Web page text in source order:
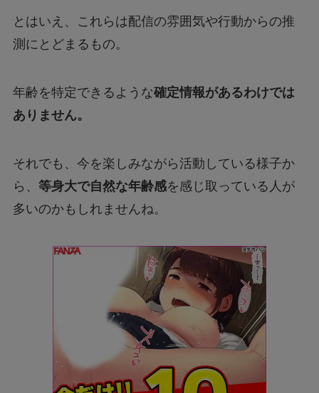
とはいえ、これらは配信の雰囲気や行動からの推
測にとどまるもの。
年齢を特定できるような確定情報があるわけでは
ありません。
それでも、今を楽しみながら活動している様子か
ら、 等身大で自然な年齢感を感じ取っている人が
多いのかもしれませんね。